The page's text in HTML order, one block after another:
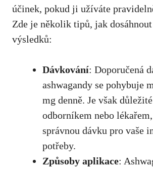
účinek, pokud ji užíváte
Zde je několik tipů, jak
výsledků:
Dávkování: Doporučená
ashwagandy se pohybuje
mg denně. Je však
odborníkem nebo
správnou dávku pro vaše
potřeby.
Způsoby aplikace: